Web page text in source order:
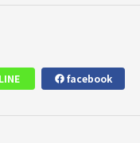
LINE facebook